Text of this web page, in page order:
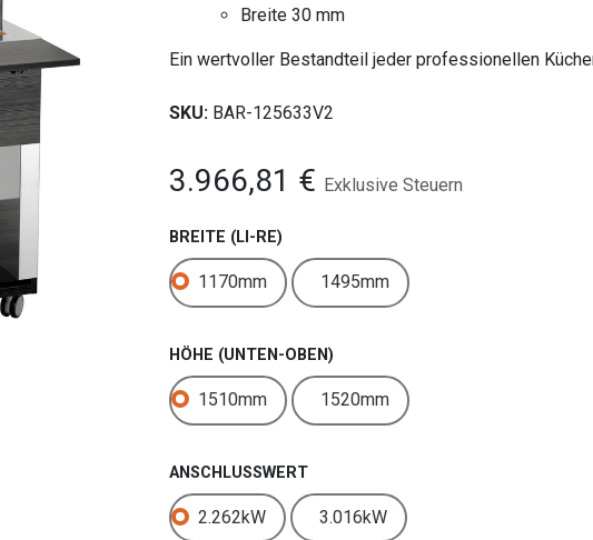
Breite 30 mm
Ein wertvoller Bestandteil jeder professionellen
SKU: BAR-125633V2
3.966,81 € Exklusive Steuern
BREITE (LI-RE)
1170mm 1495mm
HÖHE (UNTEN-OBEN)
1510mm 1520mm
ANSCHLUSSWERT
2.262kW 3.016kW